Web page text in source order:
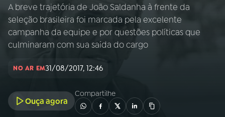
AO VIVO
02A RÁDIO
03PROGRAMAÇÃO
A breve trajetória de João Saldanha à frente da
seleção brasileira foi marcada pela excelente
campanha da equipe e por questões políticas que
culminaram com sua saída do cargo
NO AR EM31/08/2017, 12:46
Ouça agora
Compartilhe